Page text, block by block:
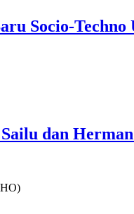
Socio-Techno
dan